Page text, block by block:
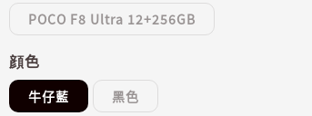
POCO F8 Ultra 12+256GB
顔色
牛仔藍 黑色